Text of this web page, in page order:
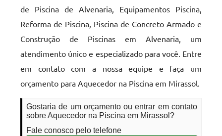
de Piscina de Alvenaria, Equipamentos Piscina,
Reforma de Piscina, Piscina de Concreto Armado e
Construção de Piscinas em Alvenaria, um
atendimento único e especializado para você. Entre
em contato com a nossa equipe e faça um
orçamento para Aquecedor na Piscina em Mirassol.
Gostaria de um orçamento ou entrar em contato
sobre Aquecedor na Piscina em Mirassol?
Fale conosco pelo telefone